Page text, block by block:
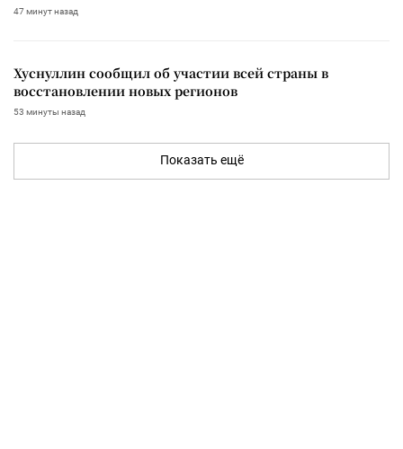
47 минут назад
Хуснуллин сообщил об участии всей страны в
восстановлении новых регионов
53 минуты назад
Показать ещё